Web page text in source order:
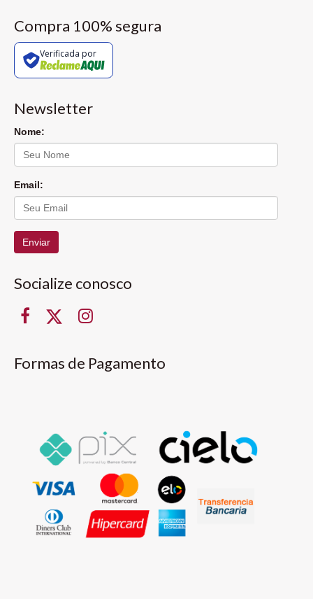
Compra 100% segura
Verificada por
Newsletter
Nome:
Email:
Enviar
Socialize conosco
Formas de Pagamento